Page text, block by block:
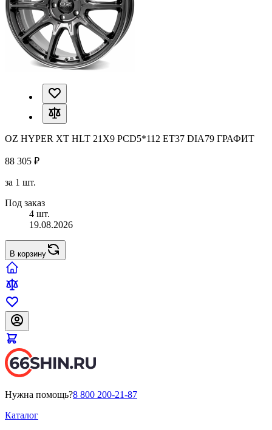
OZ HYPER XT HLT 21X9 PCD5*112 ET37 DIA79 ГРАФИТ
88 305 ₽
за 1 шт.
Под заказ
4 шт.
19.08.2026
В корзину
Нужна помощь?8 800 200-21-87
Каталог